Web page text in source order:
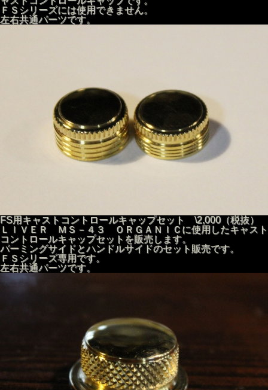
ＦＳシリーズには使用できません。
左右共通パーツです。
FS用キャストコントロールキャップセット \2,000（税抜）
ＬＩＶＥＲ ＭＳ－４３ ＯＲＧＡＮＩＣに使用したキャスト
コントロールキャップセットを販売します。
パーミングサイドとハンドルサイドのセット販売です。
ＦＳシリーズ専用です。
左右共通パーツです。